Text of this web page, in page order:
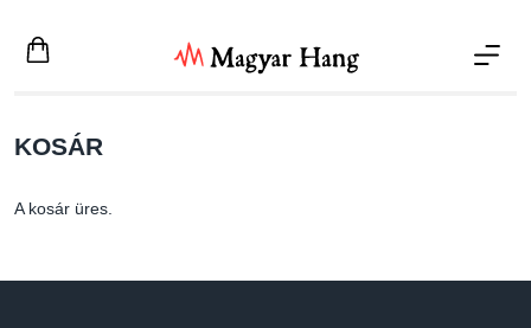
KOSÁR
A kosár üres.